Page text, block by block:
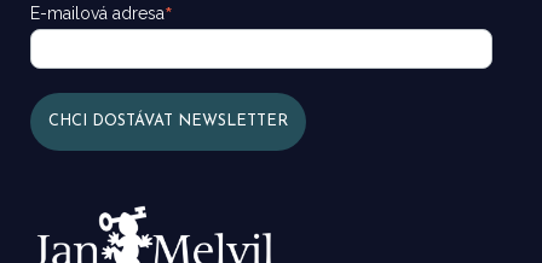
E-mailová adresa*